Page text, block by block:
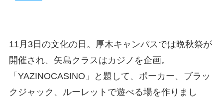
11月3日の文化の日。厚木キャンパスでは晩秋祭が
開催され、矢島クラスはカジノを企画。
「YAZINOCASINO」と題して、ポーカー、ブラッ
クジャック、ルーレットで遊べる場を作りまし